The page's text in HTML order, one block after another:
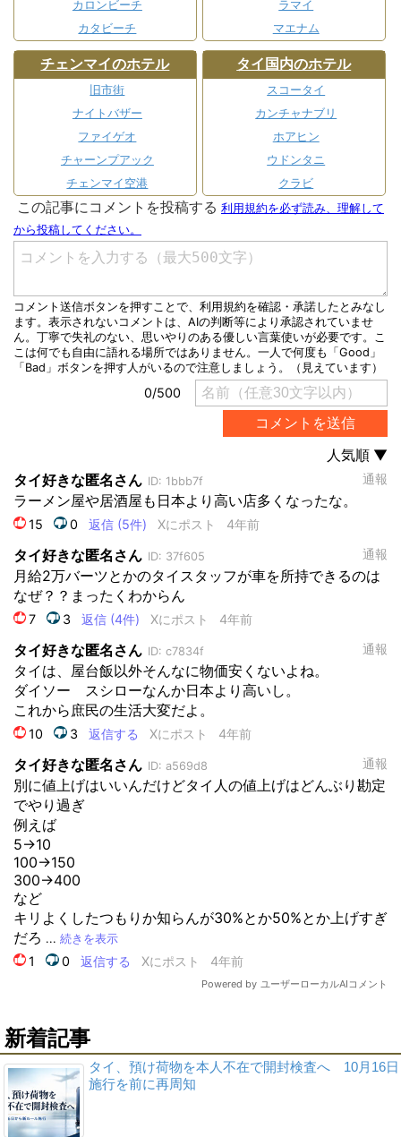
カロンビーチ
カタビーチ
ラマイ
マエナム
チェンマイのホテル
旧市街
ナイトバザー
ファイゲオ
チャーンプアック
チェンマイ空港
タイ国内のホテル
スコータイ
カンチャナブリ
ホアヒン
ウドンタニ
クラビ
新着記事
タイ、預け荷物を本人不在で開封検査へ 10月16日
施行を前に再周知